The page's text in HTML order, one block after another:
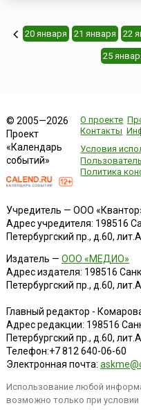
20 января 21 января 22
25
© 2005—2026
Проект
«Календарь
событий»
О проекте
Контакты
Условия
Политика
Учредитель — ООО
Адрес учредителя: 198516
Петербургский пр., д.60,
Издатель — ООО «МЕДИО»
Адрес издателя: 198516
Петербургский пр., д.60,
Главный редактор -
Адрес редакции: 198516
Петербургский пр., д.60,
Телефон:+7 812 640-06-60
Электронная почта:
Использование любой
возможно только при условии